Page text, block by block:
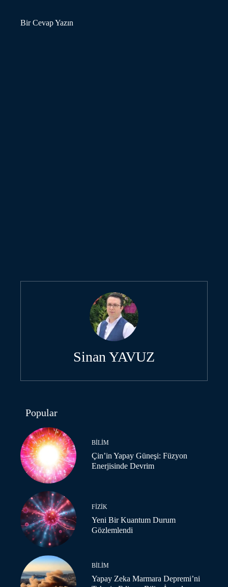
Bir Cevap Yazın
Sinan YAVUZ
Popular
BILIM
Çin’in Yapay Güneşi: Füzyon
Enerjisinde Devrim
FIZIK
Yeni Bir Kuantum Durum
Gözlemlendi
BILIM
Yapay Zeka Marmara Depremi’ni